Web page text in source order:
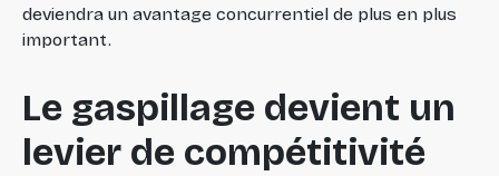
deviendra un avantage concurrentiel de plus en plus
important.
Le gaspillage devient un
levier de compétitivité